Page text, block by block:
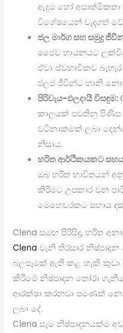
ඇදුම හෝ
විශේෂයෙන් වැදගත්
ජල මාර්ග සහ සමුද්‍ර
ජෛව හායනයට ලක්විය
ඒවා ස්වභාවිකව
ජලජ ජීවීන්ට හානි
පිරිවැය-ඵලදායී විසඳුම:
කාලයක් පවතිනු පිණිස
වටිනාකමක් ලබා
නිසාය.
හරිත ආර්ථිකයකට
ඔබ හරිත භාවිතයන්
කිරීමට උපකාර වන
මෙහෙවරකට සහාය
Clena සමඟ පිරිසිදු, හරිත
Clena වැනි තිරසාර
බලපෑමක් ඇති කළ හැකි කුඩා
කිරීමේ නිෂ්පාදන තෝරා
ආරක්ෂා කරනවා පමණක්
ලබා දේ.
Clena සෑම නිෂ්පාදනයක්ම